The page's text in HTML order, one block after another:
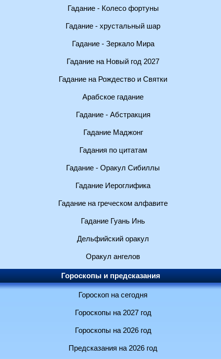
Гадание - Колесо фортуны
Гадание - хрустальный шар
Гадание - Зеркало Мира
Гадание на Новый год 2027
Гадание на Рождество и Святки
Арабское гадание
Гадание - Абстракция
Гадание Маджонг
Гадания по цитатам
Гадание - Оракул Сибиллы
Гадание Иероглифика
Гадание на греческом алфавите
Гадание Гуань Инь
Дельфийский оракул
Оракул ангелов
Гороскопы и предсказания
Гороскоп на сегодня
Гороскопы на 2027 год
Гороскопы на 2026 год
Предсказания на 2026 год